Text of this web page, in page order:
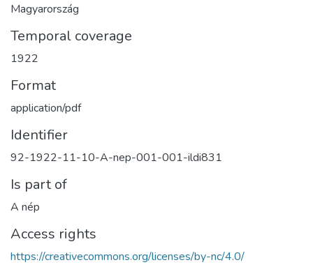
Magyarország
Temporal coverage
1922
Format
application/pdf
Identifier
92-1922-11-10-A-nep-001-001-ildi831
Is part of
A nép
Access rights
https://creativecommons.org/licenses/by-nc/4.0/